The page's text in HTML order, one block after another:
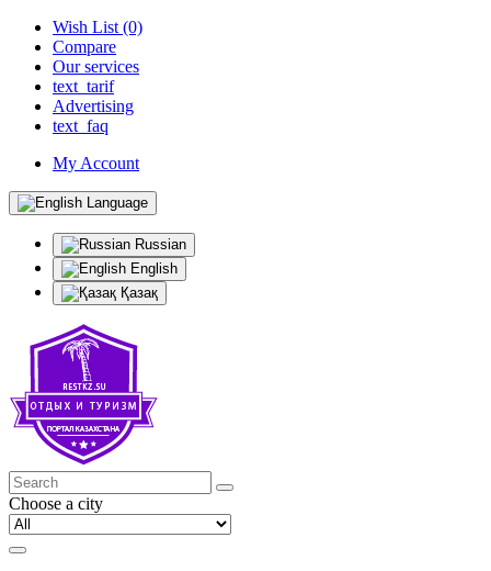
Wish List (0)
Compare
Our services
text_tarif
Advertising
text_faq
My Account
Language
Russian
English
Қазақ
Choose a city